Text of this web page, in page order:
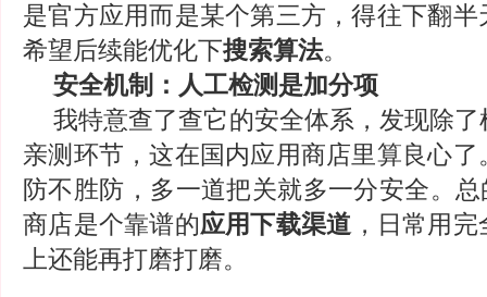
是官方应用而是某个第三方，得往下翻
希望后续能优化下搜索算法。
安全机制：人工检测是加分项
我特意查了查它的安全体系，发现除
亲测环节，这在国内应用商店里算良心
防不胜防，多一道把关就多一分安全。
商店是个靠谱的应用下载渠道 ，日常用
上还能再打磨打磨。